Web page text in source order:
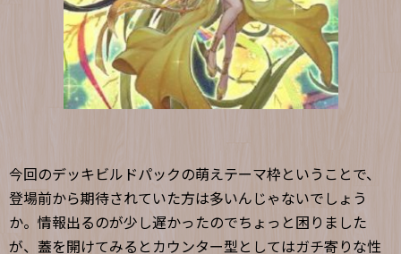
今回のデッキビルドパックの萌えテーマ枠ということで、
登場前から期待されていた方は多いんじゃないでしょう
か。情報出るのが少し遅かったのでちょっと困りました
が、蓋を開けてみるとカウンター型としてはガチ寄りな性